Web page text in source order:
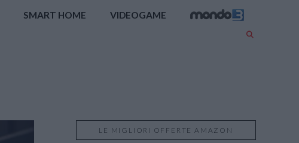
SMART HOME VIDEOGAME
LE MIGLIORI OFFERTE AMAZON